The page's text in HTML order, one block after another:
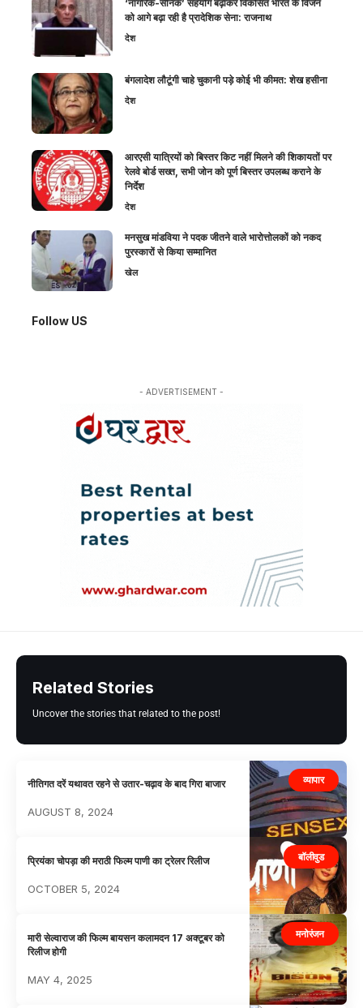
‘नागरिक-सैनिक’ सहयोग बढ़ाकर विकसित भारत के विजन
को आगे बढ़ा रही है प्रादेशिक सेना: राजनाथ
देश
बंगलादेश लौटूंगी चाहे चुकानी पड़े कोई भी कीमत: शेख हसीना
देश
आरएसी यात्रियों को बिस्तर किट नहीं मिलने की शिकायतों पर
रेलवे बोर्ड सख्त, सभी जोन को पूर्ण बिस्तर उपलब्ध कराने के
निर्देश
देश
मनसुख मांडविया ने पदक जीतने वाले भारोत्तोलकों को नकद
पुरस्कारों से किया सम्मानित
खेल
Follow US
- ADVERTISEMENT -
Related Stories
Uncover the stories that related to the post!
व्यापार
नीतिगत दरें यथावत रहने से उतार-चढ़ाव के बाद गिरा बाजार
AUGUST 8, 2024
बॉलीवुड
प्रियंका चोपड़ा की मराठी फिल्म पाणी का ट्रेलर रिलीज
OCTOBER 5, 2024
मनोरंजन
मारी सेल्वाराज की फिल्म बायसन कलामदन 17 अक्टूबर को
रिलीज होगी
MAY 4, 2025